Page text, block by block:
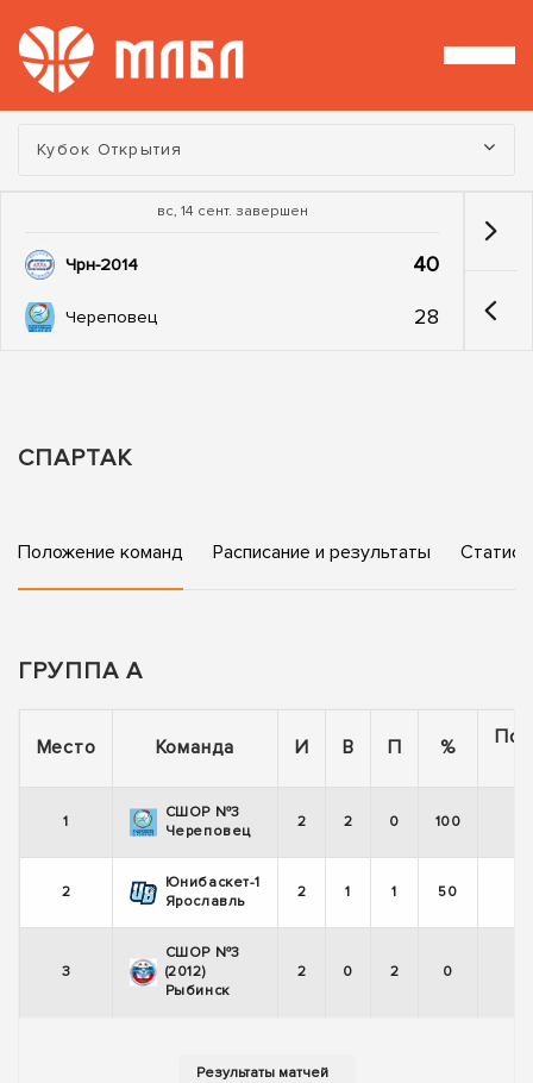
Турнир:
Кубок Открытия
вс, 14 сент. завершен
Чрн-2014 40
Череповец 28
СПАРТАК
Положение команд Расписание и результаты
ГРУППА А
Место Команда И В П %
1
СШОР №3
Череповец
2 2 0 100
2
Юнибаскет-1
Ярославль
2 1 1 50
3
СШОР №3
(2012)
Рыбинск
2 0 2 0